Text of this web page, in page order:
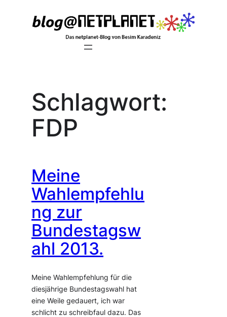
Schlagwort:
FDP
Meine
Wahlempfehlu
ng zur
Bundestagsw
ahl 2013.
Meine Wahlempfehlung für die
diesjährige Bundestagswahl hat
eine Weile gedauert, ich war
schlicht zu schreibfaul dazu. Das